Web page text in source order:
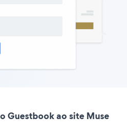
Guestbook ao site Muse